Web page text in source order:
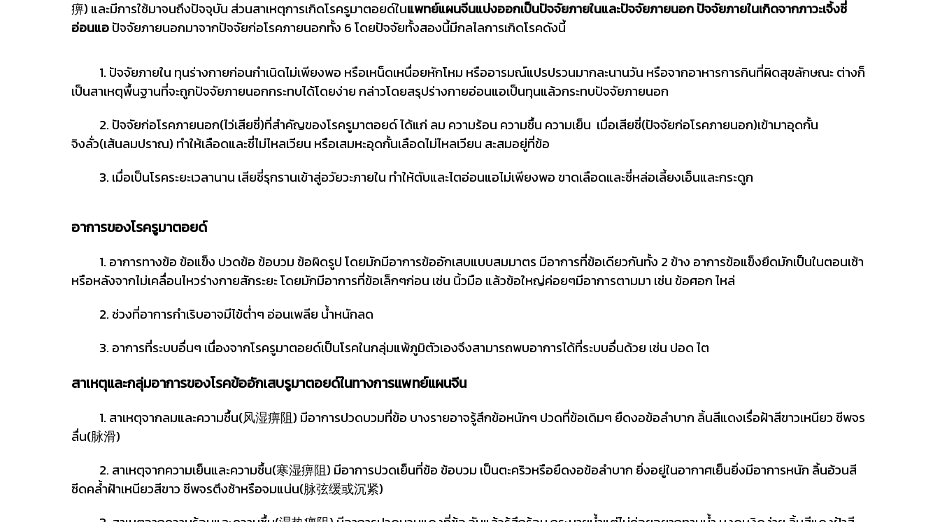
痹) และมีการใช้มาจนถึงปัจจุบัน ส่วนสาเหตุการเกิดโรครูมาตอยด์ในแพทย์แผนจีนแบ่งออกเป็นปัจจัยภายในและปัจจัยภายนอก ปัจจัยภายในเกิดจากภาวะเจิ้งชี่
อ่อนแอปัจจัยภายนอกมาจากปัจจัยก่อโรคภายนอกทั้ง 6 โดยปัจจัยทั้งสองนี้มีกลไลการเกิดโรคดังนี้
1. ปัจจัยภายใน ทุนร่างกายก่อนกำเนิดไม่เพียงพอ หรือเหน็ดเหนื่อยหักโหม หรืออารมณ์แปรปรวนมากละนานวัน หรือจากอาหารการกินที่ผิดสุขลักษณะ ต่างก็
เป็นสาเหตุพื้นฐานที่จะถูกปัจจัยภายนอกกระทบได้โดยง่าย กล่าวโดยสรุปร่างกายอ่อนแอเป็นทุนแล้วกระทบปัจจัยภายนอก
2. ปัจจัยก่อโรคภายนอก(ไว่เสียชี่)ที่สำคัญของโรครูมาตอยด์ ได้แก่ ลม ความร้อน ความชื้น ความเย็น เมื่อเสียชี่(ปัจจัยก่อโรคภายนอก)เข้ามาอุดกั้น
จิงลั่ว(เส้นลมปราณ) ทำให้เลือดและชี่ไม่ไหลเวียน หรือเสมหะอุดกั้นเลือดไม่ไหลเวียน สะสมอยู่ที่ข้อ
3. เมื่อเป็นโรคระยะเวลานาน เสียชี่รุกรานเข้าสู่อวัยวะภายใน ทำให้ตับและไตอ่อนแอไม่เพียงพอ ขาดเลือดและชี่หล่อเลี้ยงเอ็นและกระดูก
อาการของโรครูมาตอยด์
1. อาการทางข้อ ข้อแข็ง ปวดข้อ ข้อบวม ข้อผิดรูป โดยมักมีอาการข้ออักเสบแบบสมมาตร มีอาการที่ข้อเดียวกันทั้ง 2 ข้าง อาการข้อแข็งยึดมักเป็นในตอนเช้า
หรือหลังจากไม่เคลื่อนไหวร่างกายสักระยะ โดยมักมีอาการที่ข้อเล็กๆก่อน เช่น นิ้วมือ แล้วข้อใหญ่ค่อยๆมีอาการตามมา เช่น ข้อศอก ไหล่
2. ช่วงที่อาการกำเริบอาจมีไข้ต่ำๆ อ่อนเพลีย น้ำหนักลด
3. อาการที่ระบบอื่นๆ เนื่องจากโรครูมาตอยด์เป็นโรคในกลุ่มแพ้ภูมิตัวเองจึงสามารถพบอาการได้ที่ระบบอื่นด้วย เช่น ปอด ไต
สาเหตุและกลุ่มอาการของโรคข้ออักเสบรูมาตอยด์ในทางการแพทย์แผนจีน
1. สาเหตุจากลมและความชื้น(风湿痹阻) มีอาการปวดบวมที่ข้อ บางรายอาจรู้สึกข้อหนักๆ ปวดที่ข้อเดิมๆ ยืดงอข้อลำบาก ลิ้นสีแดงเรื่อฝ้าสีขาวเหนียว ชีพจร
ลื่น(脉滑)
2. สาเหตุจากความเย็นและความชื้น(寒湿痹阻) มีอาการปวดเย็นที่ข้อ ข้อบวม เป็นตะคริวหรือยืดงอข้อลำบาก ยิ่งอยู่ในอากาศเย็นยิ่งมีอาการหนัก ลิ้นอ้วนสี
ซีดคล้ำฝ้าเหนียวสีขาว ชีพจรตึงช้าหรือจมแน่น(脉弦缓或沉紧)